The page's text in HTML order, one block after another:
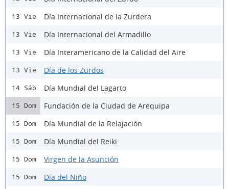
13 Vie Día Internacional de la Zurdera
13 Vie Día Internacional del Armadillo
13 Vie Día Interamericano de la Calidad del Aire
13 Vie Día de los Zurdos
14 Sáb Día Mundial del Lagarto
15 Dom Fundación de la Ciudad de Arequipa
15 Dom Día Mundial de la Relajación
15 Dom Día Mundial del Reiki
15 Dom Virgen de la Asunción
15 Dom Día del Niño